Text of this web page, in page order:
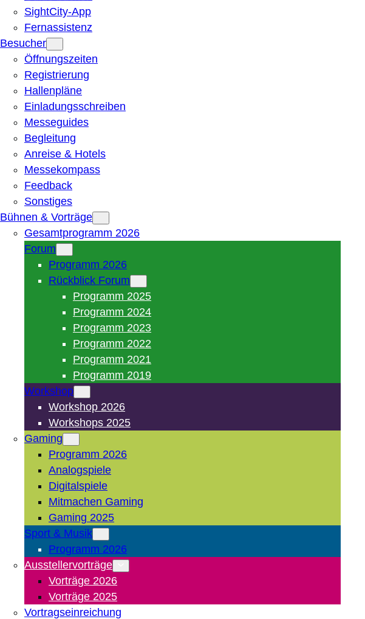
SightCity-App
Fernassistenz
Besucher
Öffnungszeiten
Registrierung
Hallenpläne
Einladungsschreiben
Messeguides
Begleitung
Anreise & Hotels
Messekompass
Feedback
Sonstiges
Bühnen & Vorträge
Gesamtprogramm 2026
Forum
Programm 2026
Rückblick Forum
Programm 2025
Programm 2024
Programm 2023
Programm 2022
Programm 2021
Programm 2019
Workshop
Workshop 2026
Workshops 2025
Gaming
Programm 2026
Analogspiele
Digitalspiele
Mitmachen Gaming
Gaming 2025
Sport & Musik
Programm 2026
Ausstellervorträge
Vorträge 2026
Vorträge 2025
Vortragseinreichung